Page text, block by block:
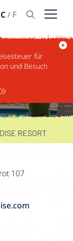
C/ F Menü
für
und Besuch
RESORT
107